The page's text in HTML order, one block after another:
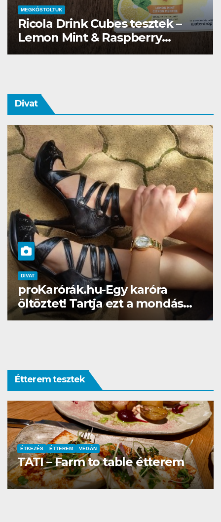
MEGKÓSTOLTUK
Waterdrop üdítő kapszula teszt
Divat
DIVAT SZÉPSÉG
Gél lakk otthon? Naná, a
Brillbirddel simán!
Étterem tesztek
ÉTTEREM
La Villa Étterem és Pizzéria